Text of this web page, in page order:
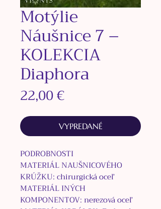
Motýlie
Náušnice 7 –
KOLEKCIA
Diaphora
22,00 €Price
VYPREDANÉ
PODROBNOSTI
MATERIÁL NAUŠNICOVÉHO
KRÚŽKU: chirurgická oceľ
MATERIÁL INÝCH
KOMPONENTOV: nerezová oceľ